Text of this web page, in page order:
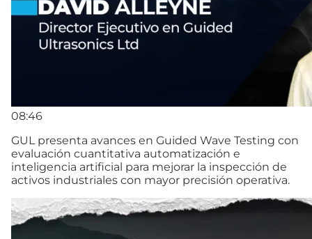
08:46
GUL presenta avances en Guided Wave Testing con
evaluación cuantitativa automatización e
inteligencia artificial para mejorar la inspección de
activos industriales con mayor precisión operativa.